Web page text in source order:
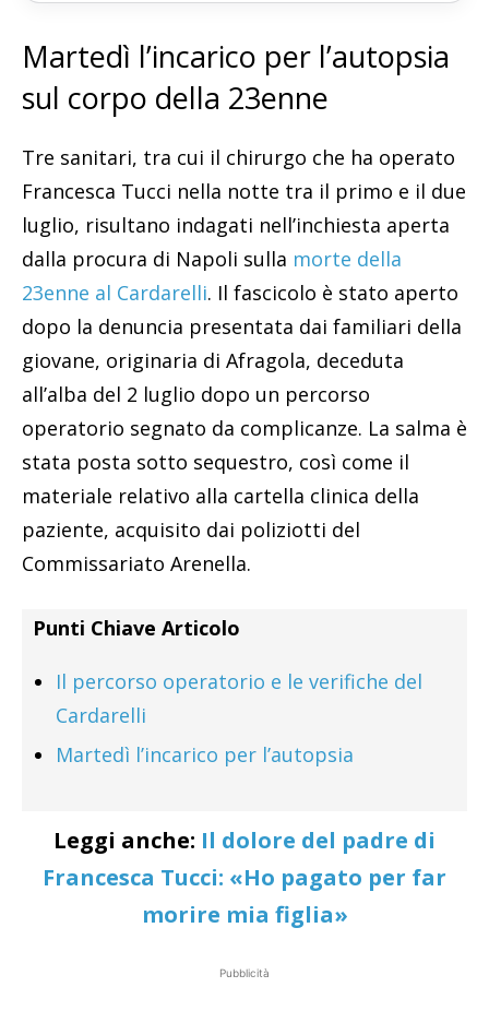
Martedì l’incarico per l’autopsia
sul corpo della 23enne
Tre sanitari, tra cui il chirurgo che ha operato
Francesca Tucci nella notte tra il primo e il due
luglio, risultano indagati nell’inchiesta aperta
dalla procura di Napoli sulla morte della
23enne al Cardarelli. Il fascicolo è stato aperto
dopo la denuncia presentata dai familiari della
giovane, originaria di Afragola, deceduta
all’alba del 2 luglio dopo un percorso
operatorio segnato da complicanze. La salma è
stata posta sotto sequestro, così come il
materiale relativo alla cartella clinica della
paziente, acquisito dai poliziotti del
Commissariato Arenella.
Punti Chiave Articolo
Il percorso operatorio e le verifiche del
Cardarelli
Martedì l’incarico per l’autopsia
Leggi anche: Il dolore del padre di
Francesca Tucci: «Ho pagato per far
morire mia figlia»
Pubblicità